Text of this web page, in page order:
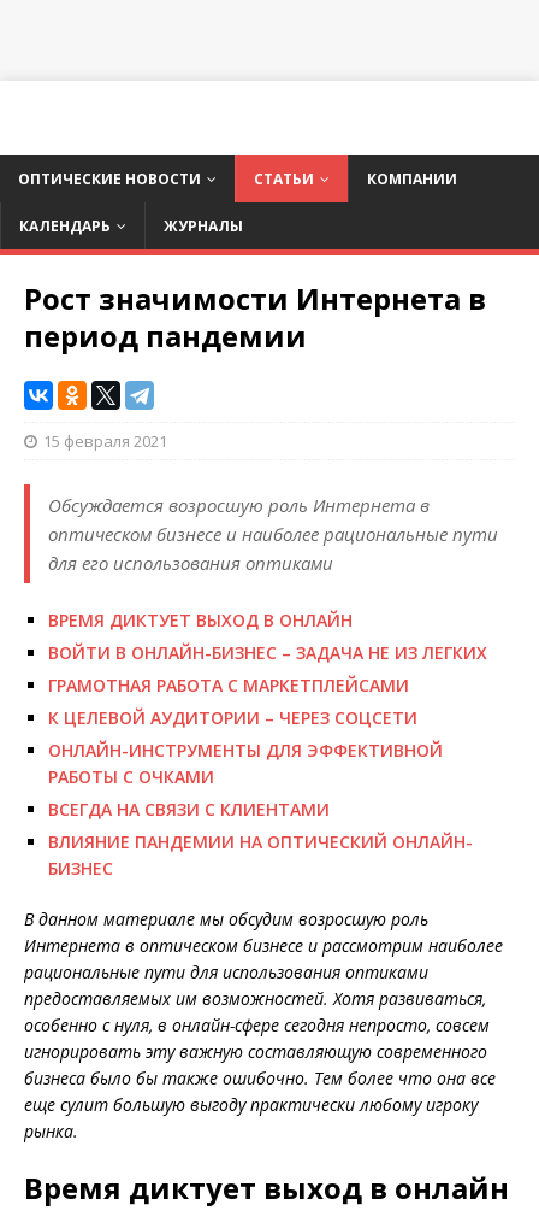
ОПТИЧЕСКИЕ НОВОСТИ СТАТЬИ КОМПАНИИ
КАЛЕНДАРЬ ЖУРНАЛЫ
Рост значимости Интернета в
период пандемии
15 февраля 2021
Обсуждается возросшую роль Интернета в
оптическом бизнесе и наиболее рациональные пути
для его использования оптиками
ВРЕМЯ ДИКТУЕТ ВЫХОД В ОНЛАЙН
ВОЙТИ В ОНЛАЙН-БИЗНЕС – ЗАДАЧА НЕ ИЗ ЛЕГКИХ
ГРАМОТНАЯ РАБОТА С МАРКЕТПЛЕЙСАМИ
К ЦЕЛЕВОЙ АУДИТОРИИ – ЧЕРЕЗ СОЦСЕТИ
ОНЛАЙН-ИНСТРУМЕНТЫ ДЛЯ ЭФФЕКТИВНОЙ
РАБОТЫ С ОЧКАМИ
ВСЕГДА НА СВЯЗИ С КЛИЕНТАМИ
ВЛИЯНИЕ ПАНДЕМИИ НА ОПТИЧЕСКИЙ ОНЛАЙН-
БИЗНЕС
В данном материале мы обсудим возросшую роль
Интернета в оптическом бизнесе и рассмотрим наиболее
рациональные пути для использования оптиками
предоставляемых им возможностей. Хотя развиваться,
особенно с нуля, в онлайн-сфере сегодня непросто, совсем
игнорировать эту важную составляющую современного
бизнеса было бы также ошибочно. Тем более что она все
еще сулит большую выгоду практически любому игроку
рынка.
Время диктует выход в онлайн